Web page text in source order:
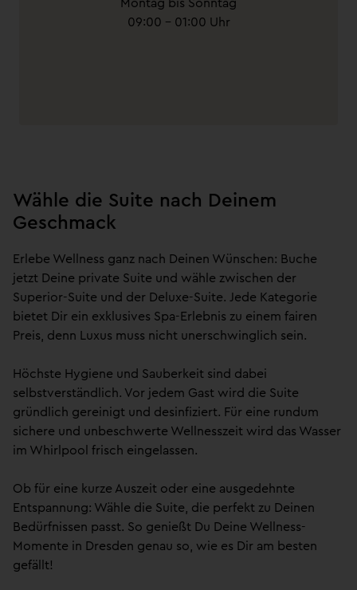
09:00 – 01:00 Uhr
Wähle die Suite nach Deinem
Geschmack
Erlebe Wellness ganz nach Deinen Wünschen: Buche
jetzt Deine private Suite und wähle zwischen der
Superior-Suite und der Deluxe-Suite. Jede Kategorie
bietet Dir ein exklusives Spa-Erlebnis zu einem fairen
Preis, denn Luxus muss nicht unerschwinglich sein.
Höchste Hygiene und Sauberkeit sind dabei
selbstverständlich. Vor jedem Gast wird die Suite
gründlich gereinigt und desinfiziert. Für eine rundum
sichere und unbeschwerte Wellnesszeit wird das Wasser
im Whirlpool frisch eingelassen.
Ob für eine kurze Auszeit oder eine ausgedehnte
Entspannung: Wähle die Suite, die perfekt zu Deinen
Bedürfnissen passt. So genießt Du Deine Wellness-
Momente in Dresden genau so, wie es Dir am besten
gefällt!